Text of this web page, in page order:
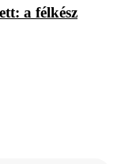
a félkész